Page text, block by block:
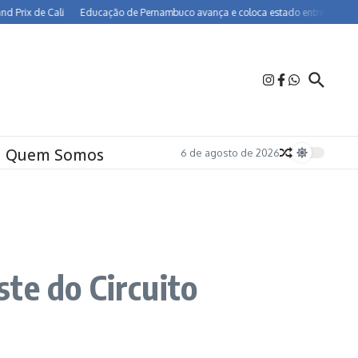
de Cali Educação de Pernambuco avança e coloca estado entre os melhores
Quem Somos 6 de agosto de 2026
do Circuito